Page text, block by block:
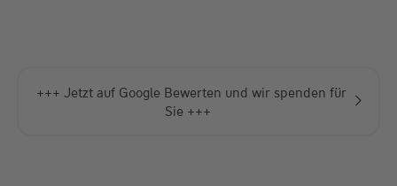
+++ Jetzt auf Google Bewerten und wir spenden für
Sie +++